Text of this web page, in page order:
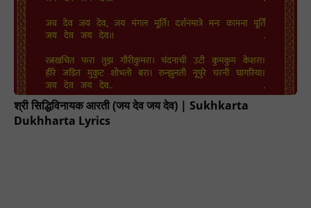
श्री सिद्धिविनायक आरती (जय देव जय देव) | Sukhkarta
Dukhharta Lyrics